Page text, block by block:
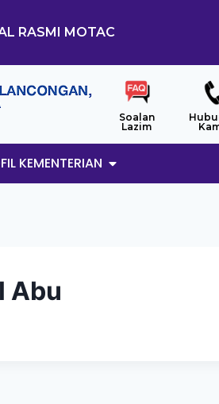
RASMI MOTAC
Soalan
Lazim
KEMENTERIAN
Abu